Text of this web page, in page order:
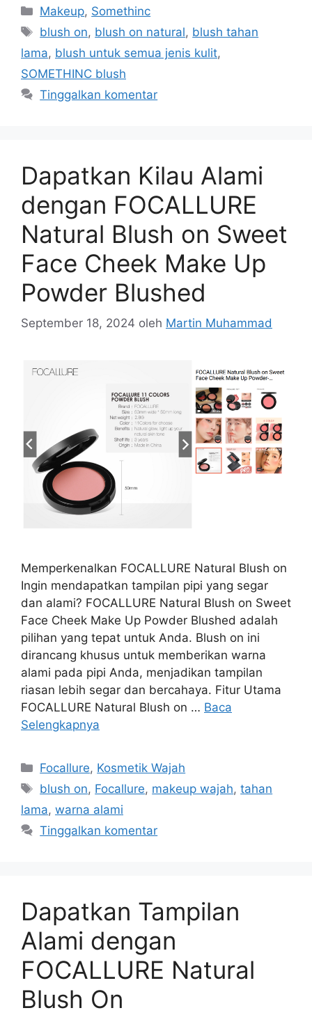
Kategori
Makeup, Somethinc
Tag
blush on, blush on natural, blush tahan
lama, blush untuk semua jenis kulit,
SOMETHINC blush
Tinggalkan komentar
Dapatkan Kilau Alami
dengan FOCALLURE
Natural Blush on Sweet
Face Cheek Make Up
Powder Blushed
September 18, 2024 oleh Martin Muhammad
Memperkenalkan FOCALLURE Natural Blush on
Ingin mendapatkan tampilan pipi yang segar
dan alami? FOCALLURE Natural Blush on Sweet
Face Cheek Make Up Powder Blushed adalah
pilihan yang tepat untuk Anda. Blush on ini
dirancang khusus untuk memberikan warna
alami pada pipi Anda, menjadikan tampilan
riasan lebih segar dan bercahaya. Fitur Utama
FOCALLURE Natural Blush on … Baca
Selengkapnya
Kategori
Focallure, Kosmetik Wajah
Tag
blush on, Focallure, makeup wajah,tahan
lama, warna alami
Tinggalkan komentar
Dapatkan Tampilan
Alami dengan
FOCALLURE Natural
Blush On